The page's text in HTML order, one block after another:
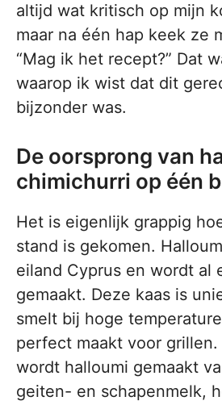
altijd wat kritisch op mijn
maar na één hap keek ze
“Mag ik het recept?” Dat
waarop ik wist dat dit
bijzonder was.
De oorsprong van
chimichurri op één
Het is eigenlijk grappig
stand is gekomen.
eiland Cyprus en wordt al
gemaakt. Deze kaas is
smelt bij hoge
perfect maakt voor
wordt halloumi gemaakt
geiten- en schapenmelk,